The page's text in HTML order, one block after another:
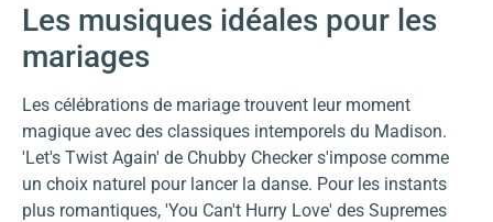
Les musiques idéales pour les
mariages
Les célébrations de mariage trouvent leur moment
magique avec des classiques intemporels du Madison.
'Let's Twist Again' de Chubby Checker s'impose comme
un choix naturel pour lancer la danse. Pour les instants
plus romantiques, 'You Can't Hurry Love' des Supremes